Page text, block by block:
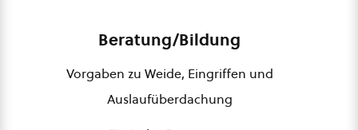
Beratung/Bildung
Vorgaben zu Weide, Eingriffen und
Auslaufüberdachung